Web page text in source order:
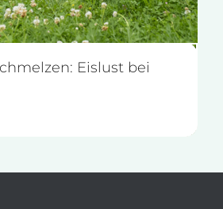
Eislust bei